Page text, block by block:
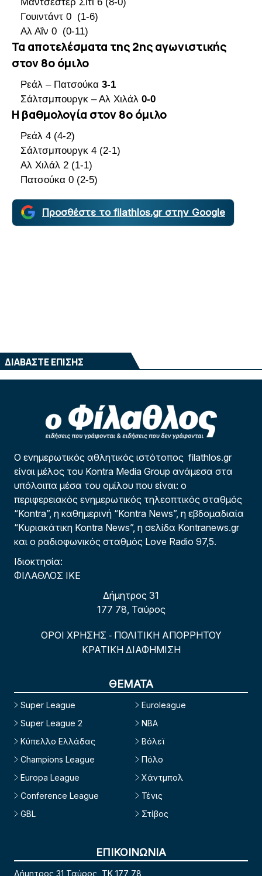
Γουιντάντ 0 (1-6)
Αλ Αΐν 0 (0-11)
Τα αποτελέσματα της 2ης αγωνιστικής
στον 8ο όμιλο
Ρεάλ – Πατσούκα 3-1
Σάλτσμπουργκ – Αλ Χιλάλ 0-0
Η βαθμολογία στον 8ο όμιλο
Ρεάλ 4 (4-2)
Σάλτσμπουργκ 4 (2-1)
Αλ Χιλάλ 2 (1-1)
Πατσούκα 0 (2-5)
Προσθέστε το filathlos.gr στην Google
ΔΙΑΒΑΣΤΕ ΕΠΙΣΗΣ
Ο ενημερωτικός αθλητικός ιστότοπος filathlos.gr
είναι μέλος του Kontra Media Group ανάμεσα στα
υπόλοιπα μέσα του ομίλου που είναι: ο
περιφερειακός ενημερωτικός τηλεοπτικός σταθμός
“Kontra”, η καθημερινή “Kontra News”, η εβδομαδιαία
“Κυριακάτικη Kontra News”, η σελίδα Kontranews.gr
και ο ραδιοφωνικός σταθμός Love Radio 97,5.
Ιδιοκτησία:
ΦΙΛΑΘΛΟΣ ΙΚΕ
Δήμητρος 31
177 78, Ταύρος
ΟΡΟΙ ΧΡΗΣΗΣ - ΠΟΛΙΤΙΚΗ ΑΠΟΡΡΗΤΟΥ
ΚΡΑΤΙΚΗ ΔΙΑΦΗΜΙΣΗ
ΘΕΜΑΤΑ
Super League
Super League 2
Κύπελλο Ελλάδας
Champions League
Europa League
Conference League
GBL
Euroleague
NBA
Βόλεϊ
Πόλο
Χάντμπολ
Τένις
Στίβος
ΕΠΙΚΟΙΝΩΝΙΑ
Δήμητρος 31 Ταύρος, TK 177 78